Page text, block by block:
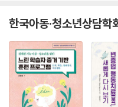
한국아동·청소년상담학